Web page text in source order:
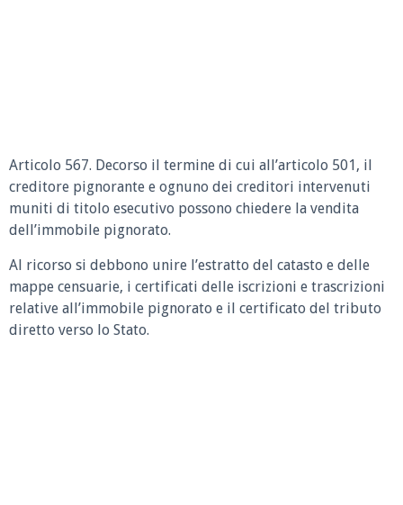
Articolo 567. Decorso il termine di cui all’articolo 501, il
creditore pignorante e ognuno dei creditori intervenuti
muniti di titolo esecutivo possono chiedere la vendita
dell’immobile pignorato.
Al ricorso si debbono unire l’estratto del catasto e delle
mappe censuarie, i certificati delle iscrizioni e trascrizioni
relative all’immobile pignorato e il certificato del tributo
diretto verso lo Stato.